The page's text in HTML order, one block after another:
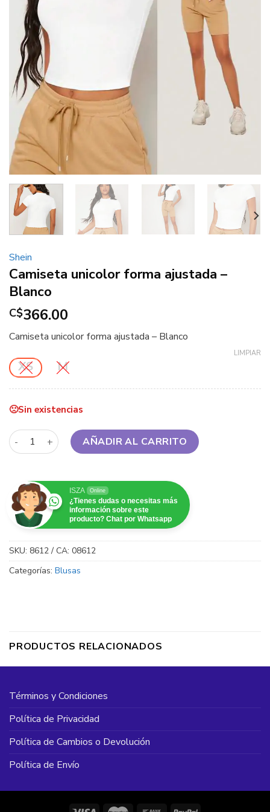
Shein
Camiseta unicolor forma ajustada –
Blanco
C$366.00
Camiseta unicolor forma ajustada – Blanco
XS M
LIMPIAR
Sin existencias
Camiseta unicolor forma ajustada - Blanco cantidad
AÑADIR AL CARRITO
ISZA Online
¿Tienes dudas o necesitas más
información sobre este
producto? Chat por Whatsapp
SKU: 8612 / CA: 08612
Categorías: Blusas
PRODUCTOS RELACIONADOS
Términos y Condiciones
Política de Privacidad
Política de Cambios o Devolución
Política de Envío